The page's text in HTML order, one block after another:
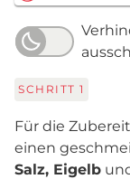
SCHRITT 1
Für die
einen
Salz, Eigelb